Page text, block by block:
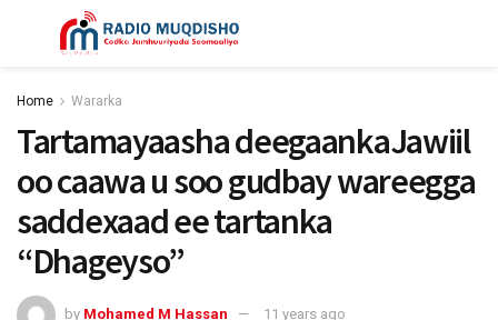
Home Wararka
Tartamayaasha deegaankaJawiil
oo caawa u soo gudbay wareegga
saddexaad ee tartanka
“Dhageyso”
by Mohamed M Hassan 11 years ago